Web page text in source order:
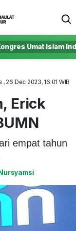
Umat Islam
, 26 Dec 2023, 16:01 WIB
Erick
empat tahun